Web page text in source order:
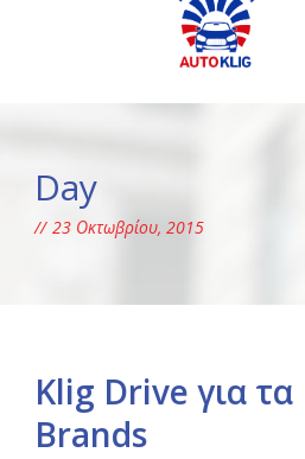
Day
23 Οκτωβρίου, 2015
Klig Drive για
Brands